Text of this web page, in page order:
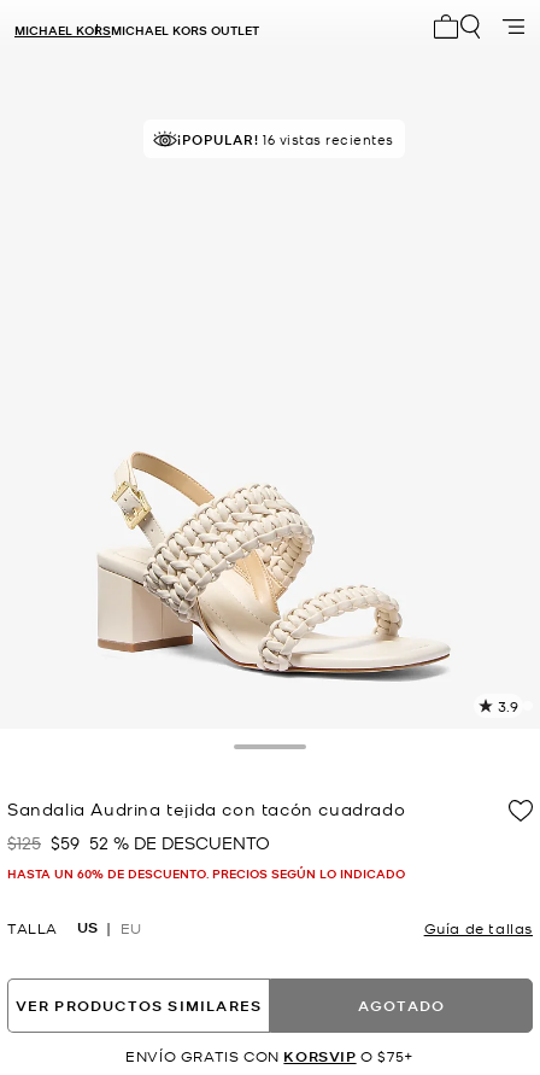
MICHAEL KORSMICHAEL KORS OUTLET
¡POPULAR! 16 vistas recientes
3.9
Sandalia Audrina tejida con tacón cuadrado
Era
$125 Ahora
$59 52 % DE DESCUENTO
HASTA UN 60% DE DESCUENTO. PRECIOS SEGÚN LO INDICADO
TALLA US EU Guía de tallas
VER PRODUCTOS SIMILARES AGOTADO
ENVÍO GRATIS CON KORSVIP O $75+